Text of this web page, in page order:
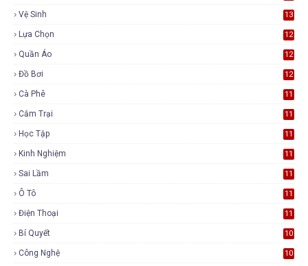
Vệ Sinh 13
Lựa Chọn 12
Quần Áo 12
Đồ Bơi 12
Cà Phê 11
Cắm Trại 11
Học Tập 11
Kinh Nghiệm 11
Sai Lầm 11
Ô Tô 11
Điện Thoại 11
Bí Quyết 10
Công Nghệ 10